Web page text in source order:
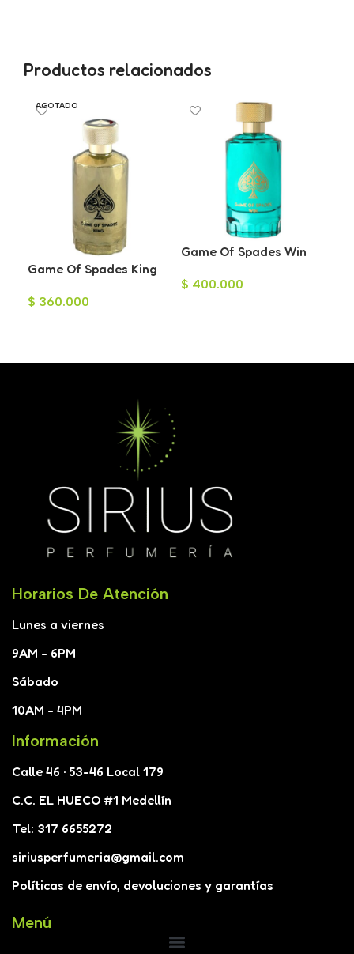
Productos relacionados
AGOTADO
Game Of Spades King
$ 360.000
Game Of Spades Win
$ 400.000
Horarios De Atención
Lunes a viernes
9AM - 6PM
Sábado
10AM - 4PM
Información
Calle 46 · 53-46 Local 179
C.C. EL HUECO #1 Medellín
Tel: 317 6655272
siriusperfumeria@gmail.com
Políticas de envío, devoluciones y garantías
Menú